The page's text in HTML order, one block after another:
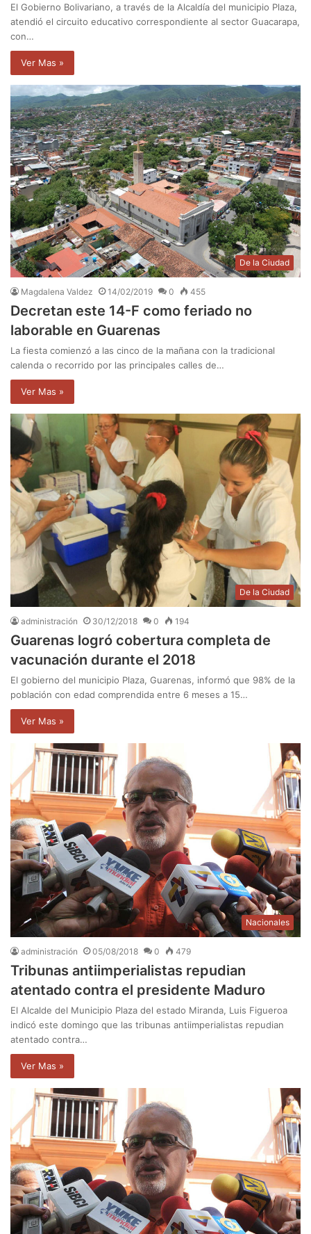
El Gobierno Bolivariano, a través de la Alcaldía del municipio Plaza,
atendió el circuito educativo correspondiente al sector Guacarapa,
con…
Ver Mas »
De la Ciudad
Magdalena Valdez 14/02/2019 0 455
Decretan este 14-F como feriado no
laborable en Guarenas
La fiesta comienzó a las cinco de la mañana con la tradicional
calenda o recorrido por las principales calles de…
Ver Mas »
De la Ciudad
administración 30/12/2018 0 194
Guarenas logró cobertura completa de
vacunación durante el 2018
El gobierno del municipio Plaza, Guarenas, informó que 98% de la
población con edad comprendida entre 6 meses a 15…
Ver Mas »
Nacionales
administración 05/08/2018 0 479
Tribunas antiimperialistas repudian
atentado contra el presidente Maduro
El Alcalde del Municipio Plaza del estado Miranda, Luis Figueroa
indicó este domingo que las tribunas antiimperialistas repudian
atentado contra…
Ver Mas »